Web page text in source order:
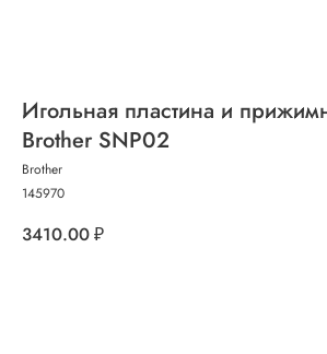
Игольная пластина и
Brother SNP02
Brother
145970
3410.00₽